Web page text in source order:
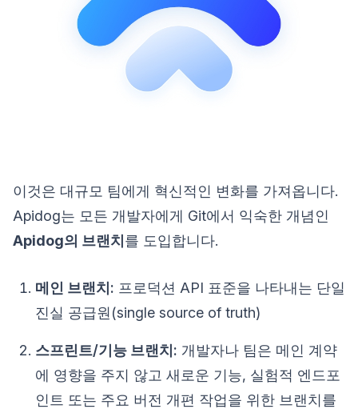
이것은 대규모 팀에게 혁신적인 변화를 가져옵니다.
Apidog는 모든 개발자에게 Git에서 익숙한 개념인
Apidog의 브랜치를 도입합니다.
메인 브랜치: 프로덕션 API 표준을 나타내는 단일
진실 공급원(single source of truth)
스프린트/기능 브랜치: 개발자나 팀은 메인 계약
에 영향을 주지 않고 새로운 기능, 실험적 엔드포
인트 또는 주요 버전 개편 작업을 위한 브랜치를